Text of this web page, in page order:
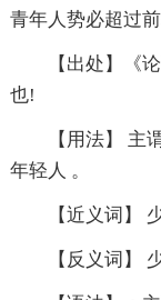
青年人势必超过
【出处】《
也!
【用法】 主
年轻人 。
【近义词】
【反义词】